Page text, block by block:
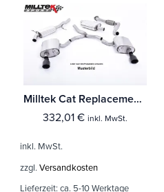
Milltek Cat Replacement Pipe Seat Ibiza Cupra 1.8 20VT 180PS
332,01 € inkl. MwSt.
inkl. MwSt.
zzgl. Versandkosten
Lieferzeit: ca. 5-10 Werktage